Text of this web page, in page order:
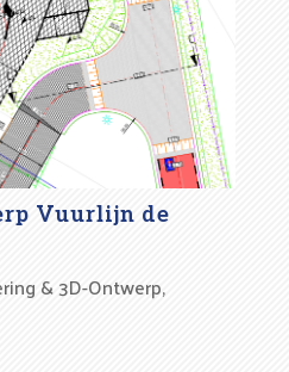
Vuurlijn de
& 3D-Ontwerp,